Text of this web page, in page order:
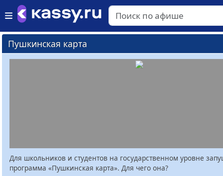
Пушкинская карта
Для школьников и студентов на государственном уровне
программа «Пушкинская карта». Для чего она?